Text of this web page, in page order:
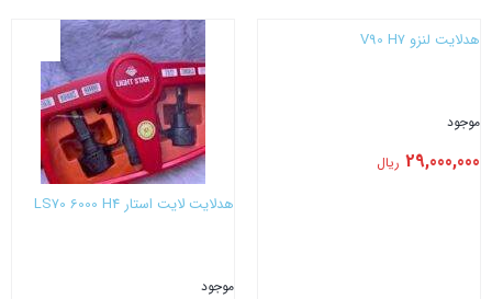
هدلایت لنزو V90 H7
موجود
29,000,000 ریال
هدلایت لایت استار LS70 6000 H4
موجود